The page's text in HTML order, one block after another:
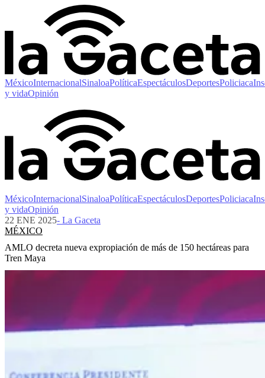
MéxicoInternacionalSinaloaPolíticaEspectáculosDeportesPoliciaca
y vidaOpinión
MéxicoInternacionalSinaloaPolíticaEspectáculosDeportesPoliciaca
y vidaOpinión
22 ENE 2025- La Gaceta
MÉXICO
AMLO decreta nueva expropiación de más de 150 hectáreas para
Tren Maya